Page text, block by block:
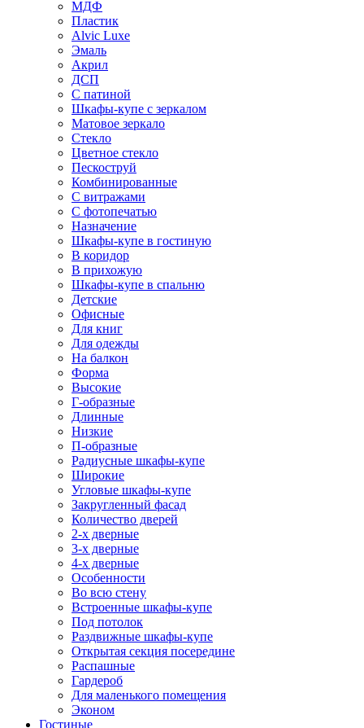
МДФ
Пластик
Alvic Luxe
Эмаль
Акрил
ДСП
С патиной
Шкафы-купе с зеркалом
Матовое зеркало
Стекло
Цветное стекло
Пескоструй
Комбинированные
С витражами
С фотопечатью
Назначение
Шкафы-купе в гостиную
В коридор
В прихожую
Шкафы-купе в спальню
Детские
Офисные
Для книг
Для одежды
На балкон
Форма
Высокие
Г-образные
Длинные
Низкие
П-образные
Радиусные шкафы-купе
Широкие
Угловые шкафы-купе
Закругленный фасад
Количество дверей
2-х дверные
3-х дверные
4-х дверные
Особенности
Во всю стену
Встроенные шкафы-купе
Под потолок
Раздвижные шкафы-купе
Открытая секция посередине
Распашные
Гардероб
Для маленького помещения
Эконом
Гостиные